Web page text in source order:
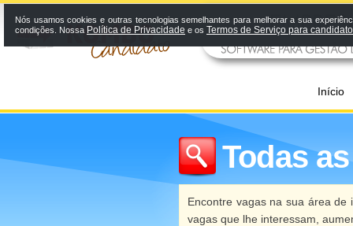
Início
Todas
Encontre vagas na sua área
vagas que lhe interessam,
Nós usamos cookies e outras tecnologias semelhantes para melhorar a sua
condições. Nossa Política de Privacidade e os Termos de Serviço para